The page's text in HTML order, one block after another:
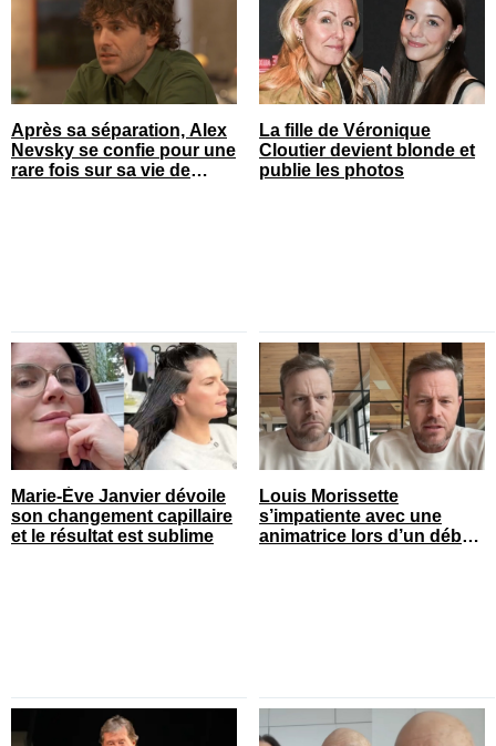
Après sa séparation, Alex
Nevsky se confie pour une
rare fois sur sa vie de
La fille de Véronique
Cloutier devient blonde et
publie les photos
Marie-Ève Janvier dévoile
son changement capillaire
et le résultat est sublime
Louis Morissette
s’impatiente avec une
animatrice lors d’un débat